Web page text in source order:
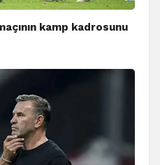
kamp kadrosunu